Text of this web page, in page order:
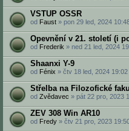
VSTUP OSSR
od Faust » pon 29 led, 2024
Opevnění v 21. století (i
od Frederik » ned 21 led, 2024
Shaanxi Y-9
od Fénix » čtv 18 led, 2024
Střelba na Filozofické
od Zvědavec » pát 22 pro, 2023
ZEV 308 Win AR10
od Fredy » čtv 21 pro, 2023